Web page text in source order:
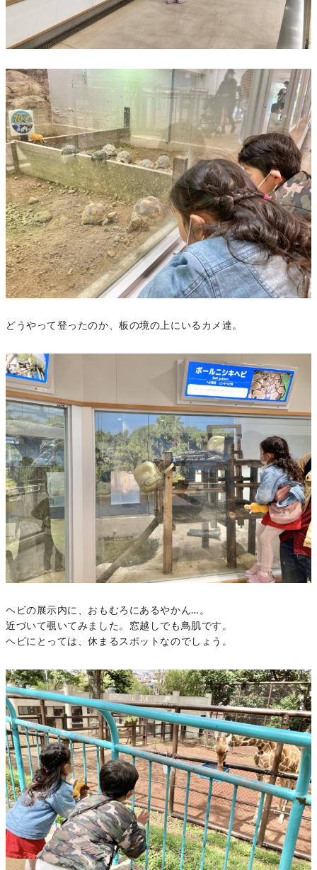
どうやって登ったのか、板の境の上にいるカメ達。
ヘビの展示内に、おもむろにあるやかん…。
近づいて覗いてみました。窓越しでも鳥肌です。
ヘビにとっては、休まるスポットなのでしょう。